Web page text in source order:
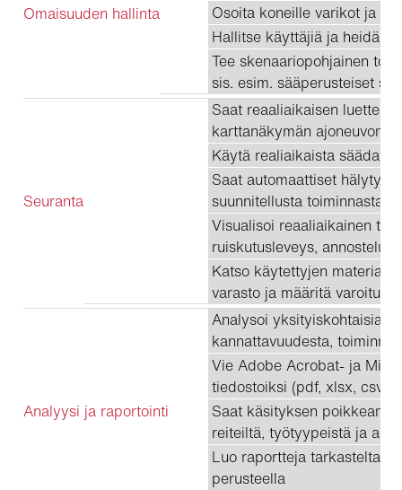
Omaisuuden hallinta
Osoita koneille varikot ja
Hallitse käyttäjiä ja heidän
Tee skenaariopohjainen
sis. esim. sääperusteiset
Seuranta
Saat reaaliaikaisen
karttanäkymän ajoneuvon
Käytä realiaikaista säädataa
Saat automaattiset
suunnitellusta toiminnasta
Visualisoi reaaliaikainen
ruiskutusleveys,
Katso käytettyjen
varasto ja määritä varoitus
Analyysi ja raportointi
Analysoi yksityiskohtaisia
kannattavuudesta,
Vie Adobe Acrobat- ja
tiedostoiksi (pdf, xlsx, csv)
Saat käsityksen
reiteiltä, työtyypeistä ja
Luo raportteja
perusteella